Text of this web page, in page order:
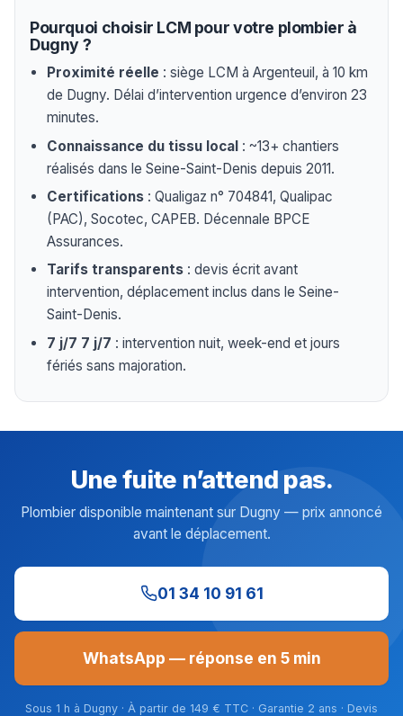
Pourquoi choisir LCM pour votre plombier à
Dugny ?
Proximité réelle : siège LCM à Argenteuil, à 10 km
de Dugny. Délai d’intervention urgence d’environ 23
minutes.
Connaissance du tissu local : ~13+ chantiers
réalisés dans le Seine-Saint-Denis depuis 2011.
Certifications : Qualigaz n° 704841, Qualipac
(PAC), Socotec, CAPEB. Décennale BPCE
Assurances.
Tarifs transparents : devis écrit avant
intervention, déplacement inclus dans le Seine-
Saint-Denis.
7 j/7 7 j/7 : intervention nuit, week-end et jours
fériés sans majoration.
Une fuite n’attend pas.
Plombier disponible maintenant sur Dugny — prix annoncé
avant le déplacement.
01 34 10 91 61
WhatsApp — réponse en 5 min
Sous 1 h à Dugny · À partir de 149 € TTC · Garantie 2 ans · Devis